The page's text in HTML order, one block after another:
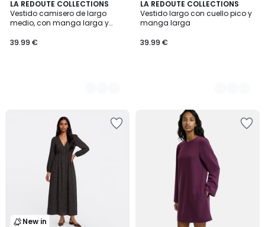
LA REDOUTE COLLECTIONS
Vestido camisero de largo
medio, con manga larga y
39.99 €
2
Colores
LA REDOUTE COLLECTIONS
Vestido largo con cuello pico y
manga larga
39.99 €
2
Colores
New in